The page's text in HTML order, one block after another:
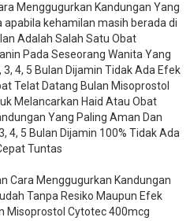
Menggugurkan Kandungan Yang
kehamilan masih berada di
Adalah Salah Satu Obat
Pada Seseorang Wanita Yang
4, 5 Bulan Dijamin Tidak Ada Efek
Telat Datang Bulan Misoprostol
Melancarkan Haid Atau Obat
Yang Paling Aman Dan
4, 5 Bulan Dijamin 100% Tidak Ada
Tuntas
Cara Menggugurkan Kandungan
Tanpa Resiko Maupun Efek
Misoprostol Cytotec 400mcg